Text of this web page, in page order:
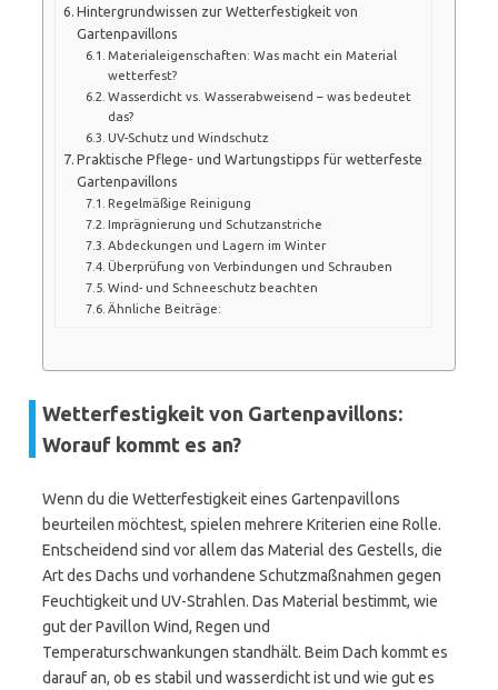
Hintergrundwissen zur Wetterfestigkeit von
Gartenpavillons
Materialeigenschaften: Was macht ein Material
wetterfest?
Wasserdicht vs. Wasserabweisend – was bedeutet
das?
UV-Schutz und Windschutz
Praktische Pflege- und Wartungstipps für wetterfeste
Gartenpavillons
Regelmäßige Reinigung
Imprägnierung und Schutzanstriche
Abdeckungen und Lagern im Winter
Überprüfung von Verbindungen und Schrauben
Wind- und Schneeschutz beachten
Ähnliche Beiträge:
Wetterfestigkeit von Gartenpavillons:
Worauf kommt es an?
Wenn du die Wetterfestigkeit eines Gartenpavillons
beurteilen möchtest, spielen mehrere Kriterien eine Rolle.
Entscheidend sind vor allem das Material des Gestells, die
Art des Dachs und vorhandene Schutzmaßnahmen gegen
Feuchtigkeit und UV-Strahlen. Das Material bestimmt, wie
gut der Pavillon Wind, Regen und
Temperaturschwankungen standhält. Beim Dach kommt es
darauf an, ob es stabil und wasserdicht ist und wie gut es